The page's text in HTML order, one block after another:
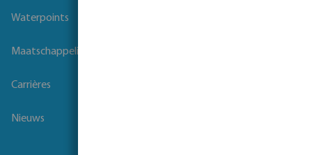
Waterpoints
Maatschappelijk verantwoord ondernemen
Carrières
Nieuws